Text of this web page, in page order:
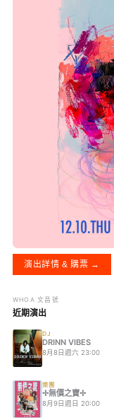
演出詳情 & 購票 →
WHOA 文昌號
近期演出
DJ
DRINN VIBES
8月8日週六 23:00
樂團
✢無價之寶✢
8月9日週日 20:00